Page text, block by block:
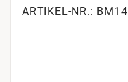
ARTIKEL-NR.: BM14